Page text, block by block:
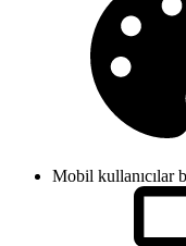
Mobil kullanıcılar